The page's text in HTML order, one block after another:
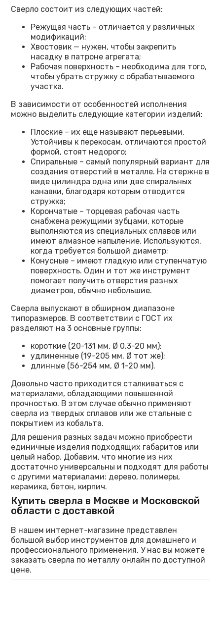
Сверло состоит из следующих частей:
Режущая часть – отличается у различных
модификаций;
Хвостовик — нужен, чтобы закрепить
насадку в патроне агрегата;
Рабочая поверхность – необходима для того,
чтобы убрать стружку с обрабатываемого
участка.
В зависимости от особенностей исполнения
можно выделить следующие категории изделий:
Плоские – их еще называют перьевыми.
Устойчивы к перекосам, отличаются простой
формой, стоят недорого;
Спиральные – самый популярный вариант для
создания отверстий в металле. На стержне в
виде цилиндра одна или две спиральных
канавки, благодаря которым отводится
стружка;
Корончатые – торцевая рабочая часть
снабжена режущими зубцами, которые
выполняются из специальных сплавов или
имеют алмазное напыление. Используются,
когда требуется большой диаметр;
Конусные – имеют гладкую или ступенчатую
поверхность. Один и тот же инструмент
помогает получить отверстия разных
диаметров, обычно небольшие.
Сверла выпускают в обширном диапазоне
типоразмеров. В соответствии с ГОСТ их
разделяют на 3 основные группы:
короткие (20-131 мм, Ø 0,3-20 мм);
удлиненные (19-205 мм, Ø тот же);
длинные (56-254 мм, Ø 1-20 мм).
Довольно часто приходится сталкиваться с
материалами, обладающими повышенной
прочностью. В этом случае обычно применяют
сверла из твердых сплавов или же стальные с
покрытием из кобальта.
Для решения разных задач можно приобрести
единичные изделия подходящих габаритов или
целый набор. Добавим, что многие из них
достаточно универсальны и подходят для работы
с другими материалами: дерево, полимеры,
керамика, бетон, кирпич.
Купить сверла в Москве и Московской
области с доставкой
В нашем интернет-магазине представлен
большой выбор инструментов для домашнего и
профессионального применения. У нас вы можете
заказать сверла по металлу онлайн по доступной
цене.